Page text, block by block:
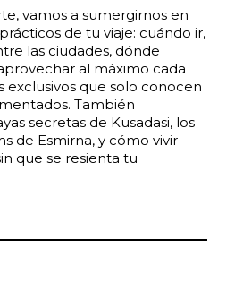
vamos a sumergirnos en
de tu viaje: cuándo ir,
las ciudades, dónde
al máximo cada
exclusivos que solo conocen
También
secretas de Kusadasi, los
de Esmirna, y cómo vivir
que se resienta tu